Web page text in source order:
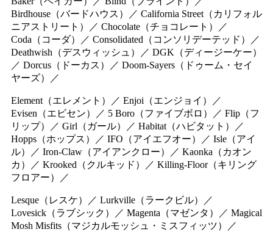
Birdhouse（バードハウス）／ California Street（カリフォル
ニアストリート）／ Chocolate（チョコレート）／
Coda（コーダ）／ Consolidated（コンソリデーテッド）／
Deathwish（デスウィッシュ）／ DGK（ディージーケー）
／ Dorcus（ドーカス）／ Doom-Sayers（ドゥーム・セイ
ヤーズ）／
Element（エレメント）／ Enjoi（エンジョイ）／
Evisen（エビセン）／ 5 Boro（ファイブボロ）／ Flip（フ
リップ）／ Girl（ガール）／ Habitat（ハビタット）／
Hopps（ホップス）／ IFO（アイエフオー）／ Isle（アイ
ル）／ Iron-Claw（アイアンクロー）／ Kaonka（カオン
カ）／ Krooked（クルキッド）／ Killing-Floor（キリング
フロアー）／
Lesque（レスケ）／ Lurkville（ラークビル）／
Lovesick（ラブシック）／ Magenta（マゼンタ）／ Magical
Mosh Misfits（マジカルモッシュ・ミスフィッツ）／